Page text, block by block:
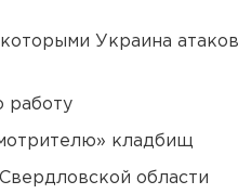
Украина
работу
кладбищ
области